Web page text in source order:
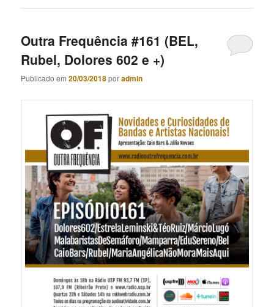
Outra Frequência #161 (BEL,
Rubel, Dolores 602 e +)
Publicado em20/03/2018poradmin